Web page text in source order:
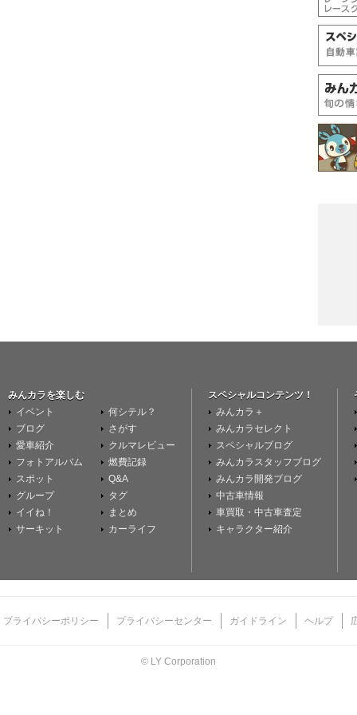
みんカラを楽しむ
イベント
ブログ
愛車紹介
フォトアルバム
スポット
グループ
イイね！
サーキット
何シテル？
さがす
クルマレビュー
燃費記録
Q&A
タグ
まとめ
カーライフ
スペシャルコンテンツ！
みんカラ＋
みんカラセレクト
スペシャルブログ
みんカラスタッフブログ
みんカラ開発ブログ
中古車情報
車買取・中古車査定
キャラクター紹介
プライバシーポリシー プライバシーセンター ガイドライン ヘルプ
© LY Corporation